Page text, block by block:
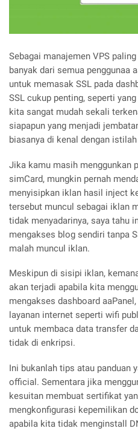
Sebagai manajemen VPS
banyak dari semua penggunaa
untuk memasak SSL pada
SSL cukup penting, seperti
kita sangat mudah sekali
siapapun yang menjadi
biasanya di kenal dengan
Jika kamu masih menggunkan
simCard, mungkin pernah
menyisipkan iklan hasil inject
tersebut muncul sebagai iklan
tidak menyadarinya, saya tahu
mengakses blog sendiri tanpa
malah muncul iklan.
Meskipun di sisipi iklan,
akan terjadi apabila kita
mengakses dashboard
layanan internet seperti wifi
untuk membaca data transfer
tidak di enkripsi.
Ini bukanlah tips atau panduan
official. Sementara jika
kesuitan membuat sertifikat
mengkonfigurasi kepemilikan
apabila kita tidak menginstall